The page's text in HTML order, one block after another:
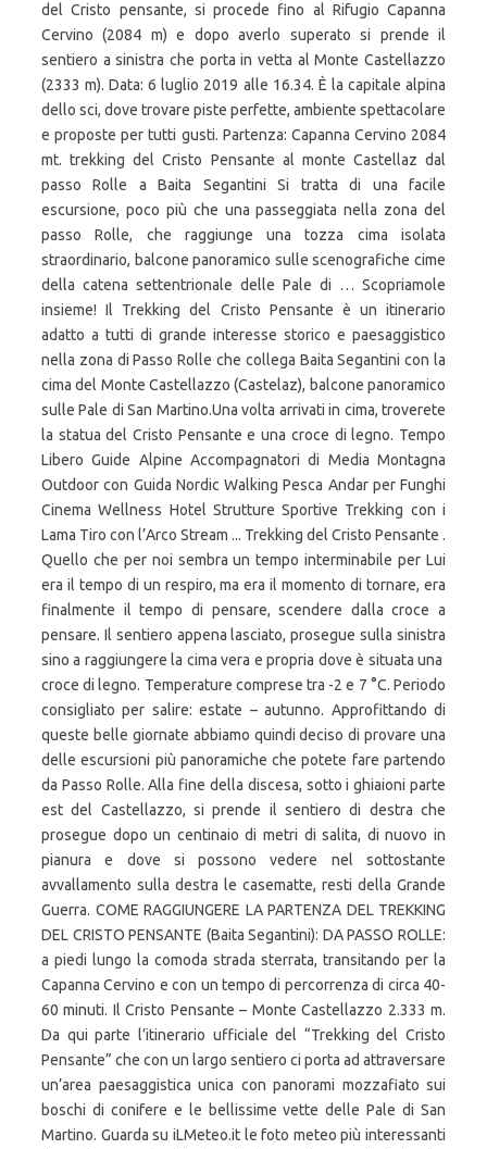
del Cristo pensante, si procede fino al Rifugio Capanna
Cervino (2084 m) e dopo averlo superato si prende il
sentiero a sinistra che porta in vetta al Monte Castellazzo
(2333 m). Data: 6 luglio 2019 alle 16.34. È la capitale alpina
dello sci, dove trovare piste perfette, ambiente spettacolare
e proposte per tutti gusti. Partenza: Capanna Cervino 2084
mt. trekking del Cristo Pensante al monte Castellaz dal
passo Rolle a Baita Segantini Si tratta di una facile
escursione, poco più che una passeggiata nella zona del
passo Rolle, che raggiunge una tozza cima isolata
straordinario, balcone panoramico sulle scenografiche cime
della catena settentrionale delle Pale di … Scopriamole
insieme! Il Trekking del Cristo Pensante è un itinerario
adatto a tutti di grande interesse storico e paesaggistico
nella zona di Passo Rolle che collega Baita Segantini con la
cima del Monte Castellazzo (Castelaz), balcone panoramico
sulle Pale di San Martino.Una volta arrivati in cima, troverete
la statua del Cristo Pensante e una croce di legno. Tempo
Libero Guide Alpine Accompagnatori di Media Montagna
Outdoor con Guida Nordic Walking Pesca Andar per Funghi
Cinema Wellness Hotel Strutture Sportive Trekking con i
Lama Tiro con l’Arco Stream ... Trekking del Cristo Pensante .
Quello che per noi sembra un tempo interminabile per Lui
era il tempo di un respiro, ma era il momento di tornare, era
finalmente il tempo di pensare, scendere dalla croce a
pensare. Il sentiero appena lasciato, prosegue sulla sinistra
sino a raggiungere la cima vera e propria dove è situata una
croce di legno. Temperature comprese tra -2 e 7 °C. Periodo
consigliato per salire: estate – autunno. Approfittando di
queste belle giornate abbiamo quindi deciso di provare una
delle escursioni più panoramiche che potete fare partendo
da Passo Rolle. Alla fine della discesa, sotto i ghiaioni parte
est del Castellazzo, si prende il sentiero di destra che
prosegue dopo un centinaio di metri di salita, di nuovo in
pianura e dove si possono vedere nel sottostante
avvallamento sulla destra le casematte, resti della Grande
Guerra. COME RAGGIUNGERE LA PARTENZA DEL TREKKING
DEL CRISTO PENSANTE (Baita Segantini): DA PASSO ROLLE:
a piedi lungo la comoda strada sterrata, transitando per la
Capanna Cervino e con un tempo di percorrenza di circa 40-
60 minuti. Il Cristo Pensante – Monte Castellazzo 2.333 m.
Da qui parte l’itinerario ufficiale del “Trekking del Cristo
Pensante” che con un largo sentiero ci porta ad attraversare
un’area paesaggistica unica con panorami mozzafiato sui
boschi di conifere e le bellissime vette delle Pale di San
Martino. Guarda su iLMeteo.it le foto meteo più interessanti